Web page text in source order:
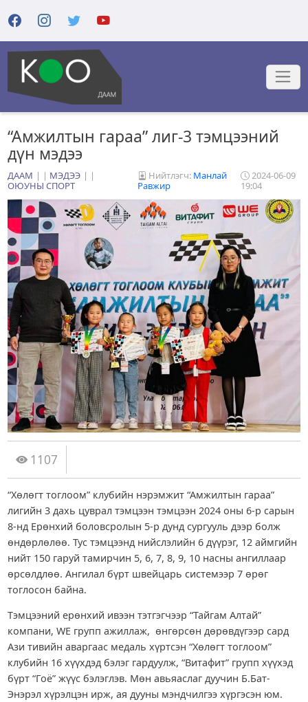
“Амжилтын гараа” лиг-3 тэмцээний
дүн мэдээ
ДААМ | МЭДЭЭ
|
ОЮУНЫ СПОРТ
Нийтлэгч: Манлай
Равжир
2024-06-09
19:04
1107
“Хөлөгт тоглоом” клубийн нэрэмжит “Амжилтын гараа”
лигийн 3 дахь цуврал тэмцээн тэмцээн 2024 оны 6-р сарын
8-нд Ерөнхий боловсролын 5-р дунд сургууль дээр болж
өндөрлөлөө. Тус тэмцээнд нийслэлийн 6 дүүрэг, 12 аймгийн
нийт 150 гаруй тамирчин 5, 6, 7, 8, 9, 10 насны ангиллаар
өрсөлдлөө. Ангилал бүрт швейцарь системээр 7 өрөг
тоглосон байна.
Тэмцээний ерөнхий ивээн тэтгэгчээр “Тайгам Алтай”
компани, WE групп ажиллаж, өнгөрсөн дөрөвдүгээр сард
Ази тивийн аваргаас медаль хүртсэн “Хөлөгт тоглоом”
клубийн 16 хүүхдэд бэлэг гардуулж, “Витафит” групп хүүхэд
бүрт “Гоё” жүүс бэлэглэв. Мөн авьяаслаг дуучин Б.Бат-
Энэрэл хүрэлцэн ирж, ая дууны мэндчилгээ хүргэсэн юм.